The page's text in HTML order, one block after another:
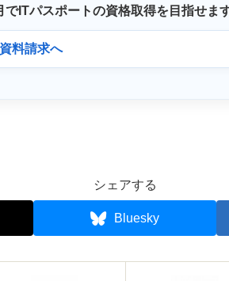
でITパスポートの資格取得を目指せます
料請求へ
シェアする
Bluesky